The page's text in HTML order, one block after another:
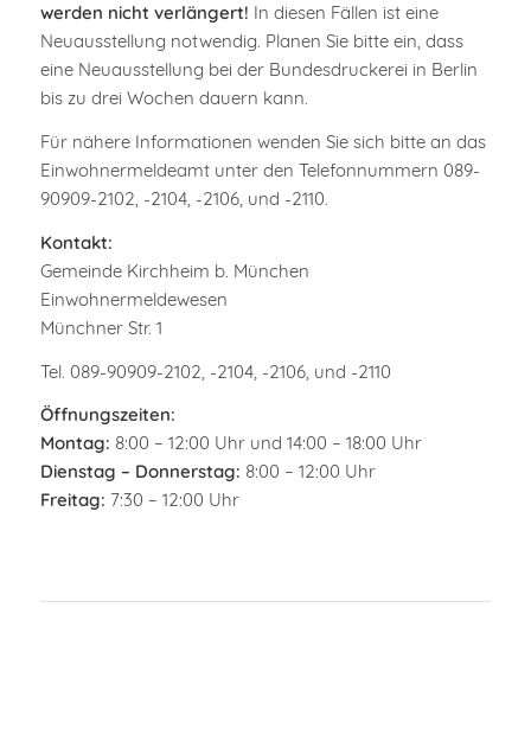
werden nicht verlängert! In diesen Fällen ist eine
Neuausstellung notwendig. Planen Sie bitte ein, dass
eine Neuausstellung bei der Bundesdruckerei in Berlin
bis zu drei Wochen dauern kann.
Für nähere Informationen wenden Sie sich bitte an das
Einwohnermeldeamt unter den Telefonnummern 089-
90909-2102, -2104, -2106, und -2110.
Kontakt:
Gemeinde Kirchheim b. München
Einwohnermeldewesen
Münchner Str. 1
Tel. 089-90909-2102, -2104, -2106, und -2110
Öffnungszeiten:
Montag: 8:00 – 12:00 Uhr und 14:00 – 18:00 Uhr
Dienstag – Donnerstag: 8:00 – 12:00 Uhr
Freitag: 7:30 – 12:00 Uhr